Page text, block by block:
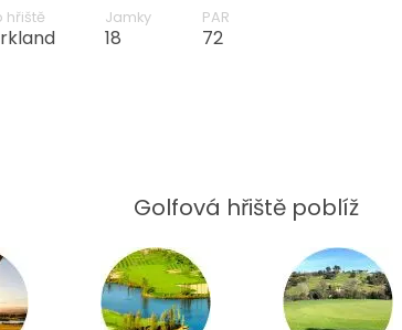
as part of the
Centro Nacional De Golf
hřiště Jamky
18
PAR
72
Golfová hřiště poblíž